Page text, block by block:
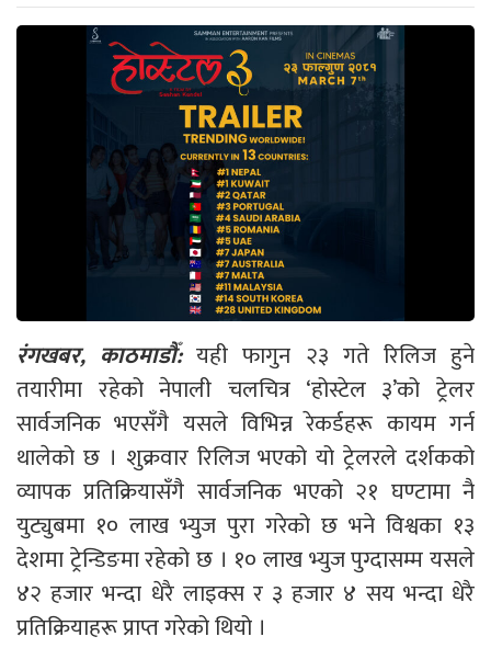
रंगखबर, काठमाडौँ: यही फागुन २३ गते रिलिज हुने
तयारीमा रहेको नेपाली चलचित्र ‘होस्टेल ३’को ट्रेलर
सार्वजनिक भएसँगै यसले विभिन्न रेकर्डहरू कायम गर्न
थालेको छ । शुक्रवार रिलिज भएको यो ट्रेलरले दर्शकको
व्यापक प्रतिक्रियासँगै सार्वजनिक भएको २१ घण्टामा नै
युट्युबमा १० लाख भ्युज पुरा गरेको छ भने विश्वका १३
देशमा ट्रेन्डिङमा रहेको छ । १० लाख भ्युज पुग्दासम्म यसले
४२ हजार भन्दा धेरै लाइक्स र ३ हजार ४ सय भन्दा धेरै
प्रतिक्रियाहरू प्राप्त गरेको थियो ।